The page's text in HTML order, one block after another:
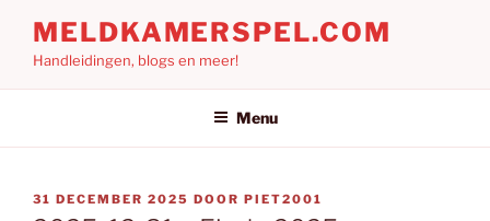
inhoud
MELDKAMERSPEL.COM
Handleidingen, blogs en meer!
Menu
GEPLAATST
OP
31 DECEMBER 2025 DOOR PIET2001